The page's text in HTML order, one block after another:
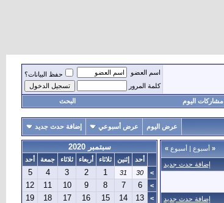
اسم العضو
حفظ البيانات؟
كلمة المرور
مشاركات اليوم البحث
عرض اليوم عرض أسبوعي إضافة حدث جديد
« أسبوع | أسبوع »
إضافة حدث جديد
إضافة حدث جديد
سبتمبر 2020
أحد إثنين ثلاثاء أربعاء ثلاثاء جمعة
أحد
>
30
31
1
2
3
4
5
>
6
7
8
9
10
11
12
>
13
14
15
16
17
18
19